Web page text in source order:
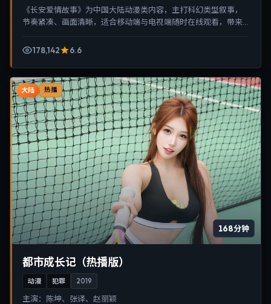
《长安爱情故事》为中国大陆动漫类内容，主打科幻类型叙事，
节奏紧凑、画面清晰，适合移动端与电视端随时在线观看，带来
178,142
6.6
大陆 热播
168分钟
都市成长记（热播版）
动漫 犯罪 2019
主演： 陈坤、张译、赵丽颖